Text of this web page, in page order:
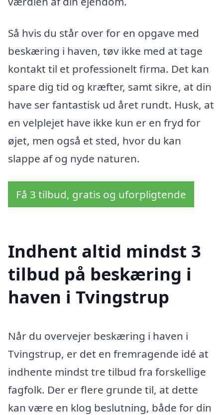
Så hvis du står over for en opgave med
beskæring i haven, tøv ikke med at tage
kontakt til et professionelt firma. Det kan
spare dig tid og kræfter, samt sikre, at din
have ser fantastisk ud året rundt. Husk, at
en velplejet have ikke kun er en fryd for
øjet, men også et sted, hvor du kan
slappe af og nyde naturen.
Få 3 tilbud, gratis og uforpligtende
Indhent altid mindst 3
tilbud på beskæring i
haven i Tvingstrup
Når du overvejer beskæring i haven i
Tvingstrup, er det en fremragende idé at
indhente mindst tre tilbud fra forskellige
fagfolk. Der er flere grunde til, at dette
kan være en klog beslutning, både for din